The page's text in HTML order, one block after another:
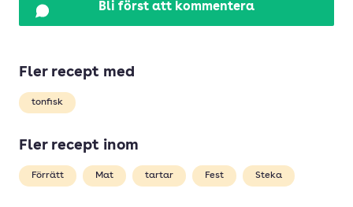
Bli först att kommentera
Fler recept med
tonfisk
Fler recept inom
Förrätt Mat tartar Fest Steka